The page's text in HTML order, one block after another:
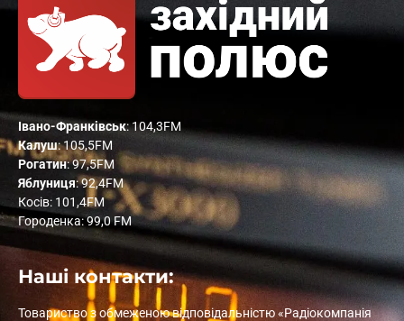
Івано-Франківськ: 104,3FM
Калуш: 105,5FM
Рогатин: 97,5FM
Яблуниця: 92,4FM
Косів: 101,4FM
Городенка: 99,0 FM
Наші контакти:
Товариство з обмеженою відповідальністю «Радіокомпанія